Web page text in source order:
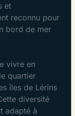
et
reconnu pour
bord de mer
vivre en
quartier
îles de Lérins
diversité
adapté à